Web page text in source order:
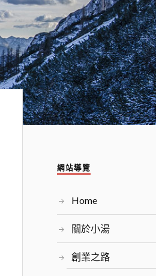
網站導覽
Home
關於小湯
創業之路